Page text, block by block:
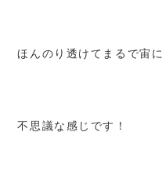
ほんのり透けてまるで宙
不思議な感じです！